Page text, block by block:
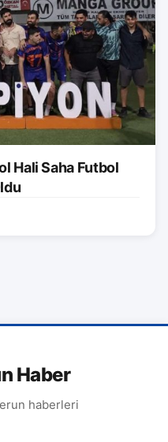
Hali Saha Futbol
Haber
haberleri